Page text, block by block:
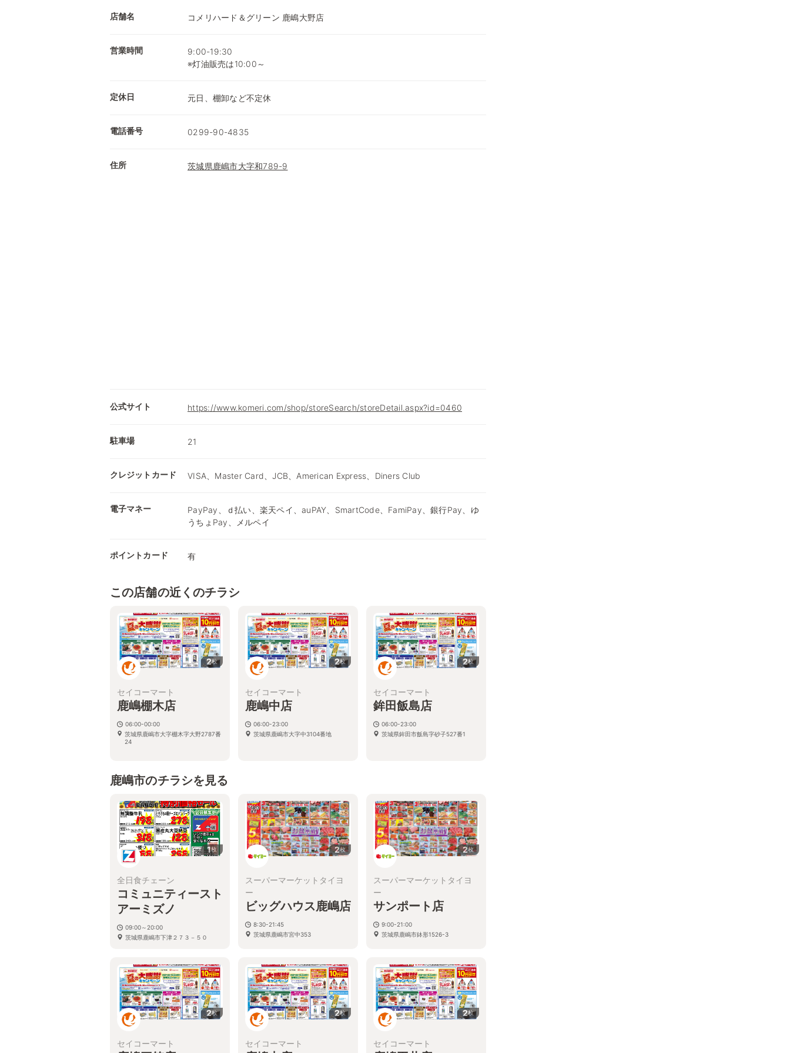
店舗名 コメリハード＆グリーン 鹿嶋大野店
営業時間
9:00-19:30
※灯油販売は10:00～
定休日 元日、棚卸など不定休
電話番号 0299-90-4835
住所 茨城県鹿嶋市大字和789-9
公式サイト https://www.komeri.com/shop/storeSearch/storeDetail.aspx?id=0460
駐車場 21
クレジットカード VISA、Master Card、JCB、American Express、Diners Club
電子マネー
PayPay、ｄ払い、楽天ペイ、auPAY、SmartCode、FamiPay、銀行Pay、ゆ
うちょPay、メルペイ
ポイントカード 有
この店舗の近くのチラシ
2枚
セイコーマート
鹿嶋棚木店
06:00-00:00
茨城県鹿嶋市大字棚木字大野2787番
24
2枚
セイコーマート
鹿嶋中店
06:00-23:00
茨城県鹿嶋市大字中3104番地
2枚
セイコーマート
鉾田飯島店
06:00-23:00
茨城県鉾田市飯島字砂子527番1
鹿嶋市のチラシを見る
1枚
全日食チェーン
コミュニティースト
アーミズノ
09:00～20:00
茨城県鹿嶋市下津２７３－５０
2枚
スーパーマーケットタイヨ
ー
ビッグハウス鹿嶋店
8:30-21:45
茨城県鹿嶋市宮中353
2枚
スーパーマーケットタイヨ
ー
サンポート店
9:00-21:00
茨城県鹿嶋市鉢形1526-3
2枚
セイコーマート
2枚
セイコーマート
2枚
セイコーマート